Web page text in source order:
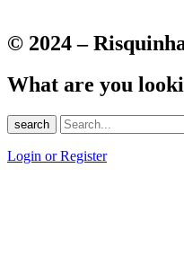
© 2024 –
What are you
search
Login or Register